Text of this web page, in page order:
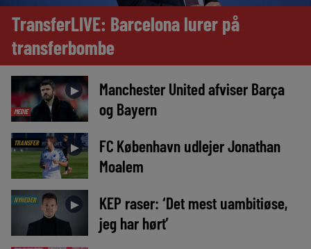
TransferLIVE: Barcelona lurer på
transferbombe
MEDIE
►
Manchester United afviser Barça
og Bayern
TRANSFER ►
FC København udlejer Jonathan
Moalem
NYHEDER ►
KEP raser: ‘Det mest uambitiøse,
jeg har hørt’